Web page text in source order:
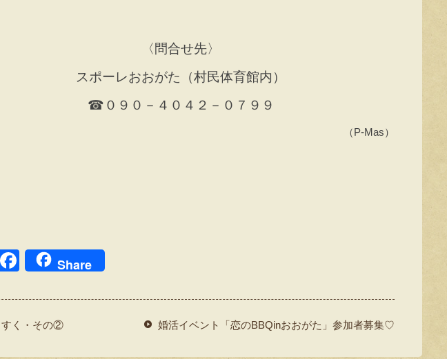
〈問合せ先〉
スポーレおおがた（村民体育館内）
☎０９０－４０４２－０７９９
（P-Mas）
T
F
c
e
Share
すく・その② 婚活イベント「恋のBBQinおおがた」参加者募集♡